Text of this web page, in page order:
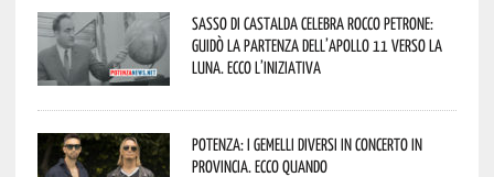
Sasso di Castalda celebra Rocco Petrone:
guidò la partenza dell’Apollo 11 verso la
Luna. Ecco l’iniziativa
Potenza: i Gemelli DiVersi in concerto in
provincia. Ecco quando